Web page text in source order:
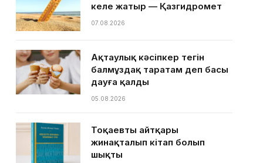
келе жатыр — Қазгидромет
07.08.2026
Ақтаулық кәсіпкер тегін
балмұздақ таратам деп басы
дауға қалды
05.08.2026
Тоқаевтың айтқары
жинақталып кітап болып
шықты